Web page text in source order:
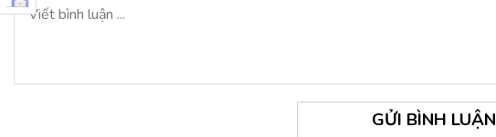
GỬI BÌNH LUẬN